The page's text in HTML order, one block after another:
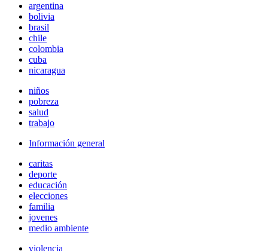
argentina
bolivia
brasil
chile
colombia
cuba
nicaragua
niños
pobreza
salud
trabajo
Información general
caritas
deporte
educación
elecciones
familia
jovenes
medio ambiente
violencia